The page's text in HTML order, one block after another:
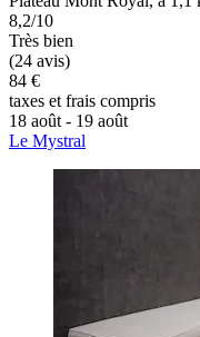
8,2/10
Très bien
(24 avis)
84 €
taxes et frais compris
18 août - 19 août
Le Mystral